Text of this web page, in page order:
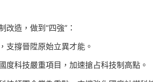
造，做到“四強”：
支撐晉陞原始立異才能。
科技嚴重項目，加速搶占科技制高點。